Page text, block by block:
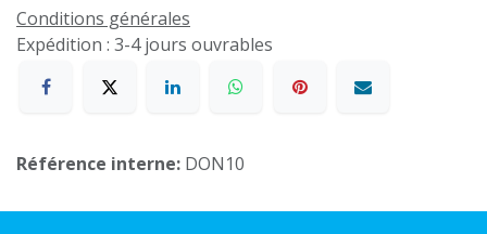
Conditions générales
Expédition : 3-4 jours ouvrables
Référence interne: DON10